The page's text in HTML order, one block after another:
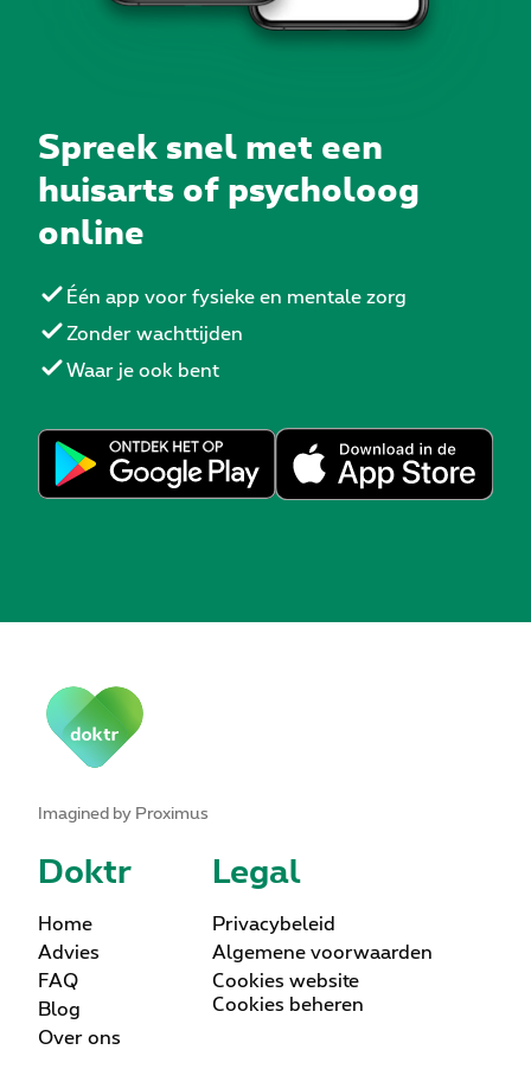
Spreek snel met een
huisarts of psycholoog
online
Één app voor fysieke en mentale zorg
Zonder wachttijden
Waar je ook bent
Imagined by Proximus
Doktr
Home
Advies
FAQ
Blog
Over ons
Legal
Privacybeleid
Algemene voorwaarden
Cookies website
Cookies beheren